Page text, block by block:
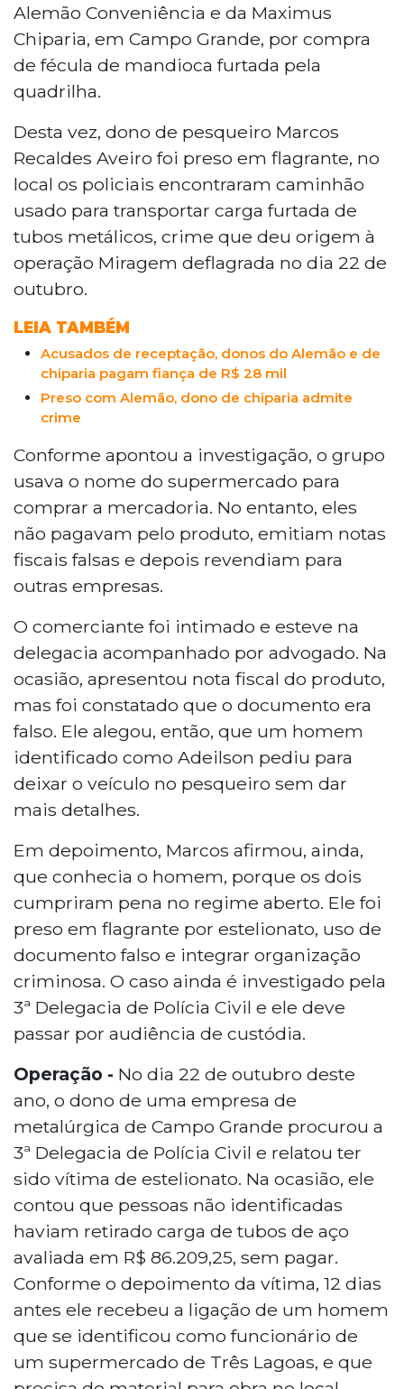
Alemão Conveniência e da Maximus
Chiparia, em Campo Grande, por compra
de fécula de mandioca furtada pela
quadrilha.
Desta vez, dono de pesqueiro Marcos
Recaldes Aveiro foi preso em flagrante, no
local os policiais encontraram caminhão
usado para transportar carga furtada de
tubos metálicos, crime que deu origem à
operação Miragem deflagrada no dia 22 de
outubro.
LEIA TAMBÉM
Acusados de receptação, donos do Alemão e de
chiparia pagam fiança de R$ 28 mil
Preso com Alemão, dono de chiparia admite
crime
Conforme apontou a investigação, o grupo
usava o nome do supermercado para
comprar a mercadoria. No entanto, eles
não pagavam pelo produto, emitiam notas
fiscais falsas e depois revendiam para
outras empresas.
O comerciante foi intimado e esteve na
delegacia acompanhado por advogado. Na
ocasião, apresentou nota fiscal do produto,
mas foi constatado que o documento era
falso. Ele alegou, então, que um homem
identificado como Adeilson pediu para
deixar o veículo no pesqueiro sem dar
mais detalhes.
Em depoimento, Marcos afirmou, ainda,
que conhecia o homem, porque os dois
cumpriram pena no regime aberto. Ele foi
preso em flagrante por estelionato, uso de
documento falso e integrar organização
criminosa. O caso ainda é investigado pela
3ª Delegacia de Polícia Civil e ele deve
passar por audiência de custódia.
Operação - No dia 22 de outubro deste
ano, o dono de uma empresa de
metalúrgica de Campo Grande procurou a
3ª Delegacia de Polícia Civil e relatou ter
sido vítima de estelionato. Na ocasião, ele
contou que pessoas não identificadas
haviam retirado carga de tubos de aço
avaliada em R$ 86.209,25, sem pagar.
Conforme o depoimento da vítima, 12 dias
antes ele recebeu a ligação de um homem
que se identificou como funcionário de
um supermercado de Três Lagoas, e que